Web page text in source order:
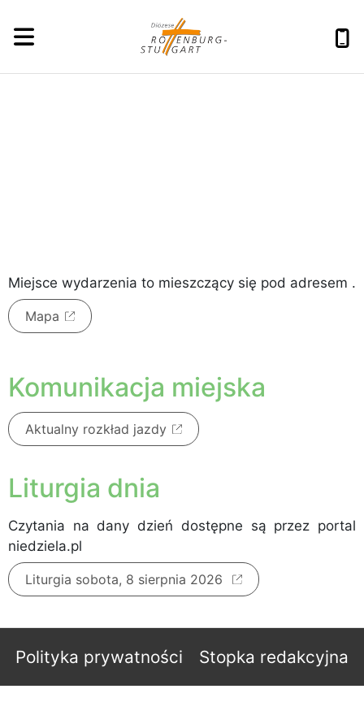
Miejsce wydarzenia to mieszczący się pod adresem .
Mapa
Komunikacja miejska
Aktualny rozkład jazdy
Liturgia dnia
Czytania na dany dzień dostępne są przez portal
niedziela.pl
Liturgia sobota, 8 sierpnia 2026
Polityka prywatności Stopka redakcyjna